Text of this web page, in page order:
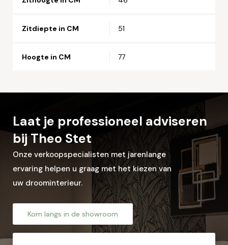
Woonplaats*
Zitdiepte in CM 51
Hoogte in CM 77
Laat je professioneel adviseren
bij Theo Stet
Onze verkoopspecialisten met jarenlange
ervaring helpen u graag met het kiezen van
uw droominterieur.
Kom langs in de showroom